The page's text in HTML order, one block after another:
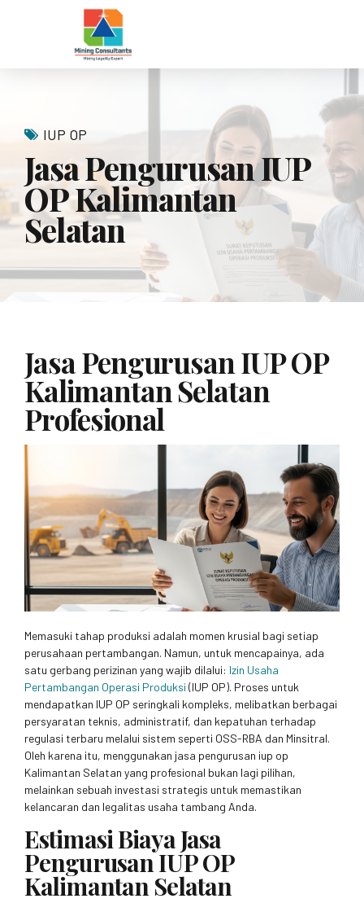
IUP OP
Jasa Pengurusan IUP
OP Kalimantan
Selatan
Jasa Pengurusan IUP OP
Kalimantan Selatan
Profesional
Memasuki tahap produksi adalah momen krusial bagi setiap
perusahaan pertambangan. Namun, untuk mencapainya, ada
satu gerbang perizinan yang wajib dilalui: Izin Usaha
Pertambangan Operasi Produksi (IUP OP). Proses untuk
mendapatkan IUP OP seringkali kompleks, melibatkan berbagai
persyaratan teknis, administratif, dan kepatuhan terhadap
regulasi terbaru melalui sistem seperti OSS-RBA dan Minsitral.
Oleh karena itu, menggunakan jasa pengurusan iup op
Kalimantan Selatan yang profesional bukan lagi pilihan,
melainkan sebuah investasi strategis untuk memastikan
kelancaran dan legalitas usaha tambang Anda.
Estimasi Biaya Jasa
Pengurusan IUP OP
Kalimantan Selatan